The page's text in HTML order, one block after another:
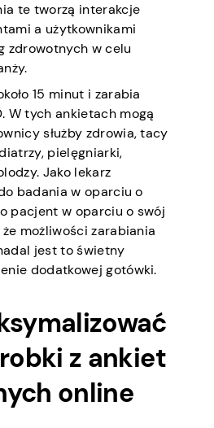
te tworzą interakcje
a użytkownikami
zdrowotnych w celu
15 minut i zarabia
W tych ankietach mogą
służby zdrowia, tacy
pielęgniarki,
Jako lekarz
badania w oparciu o
pacjent w oparciu o swój
możliwości zarabiania
jest to świetny
dodatkowej gotówki.
z ankiet
online